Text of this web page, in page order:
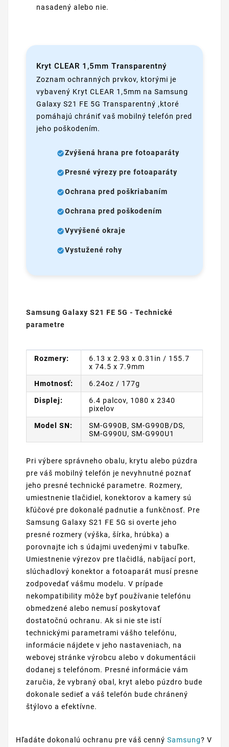
nasadený alebo nie.
Kryt CLEAR 1,5mm Transparentný
Zoznam ochranných prvkov, ktorými je
vybavený Kryt CLEAR 1,5mm na Samsung
Galaxy S21 FE 5G Transparentný ,ktoré
pomáhajú chrániť vaš mobilný telefón pred
jeho poškodením.
Zvýšená hrana pre fotoaparáty
Presné výrezy pre fotoaparáty
Ochrana pred poškriabaním
Ochrana pred poškodením
Vyvýšené okraje
Vystužené rohy
Samsung Galaxy S21 FE 5G - Technické
parametre
Rozmery:
6.13 x 2.93 x 0.31in / 155.7
x 74.5 x 7.9mm
Hmotnosť: 6.24oz / 177g
Displej:
6.4 palcov, 1080 x 2340
pixelov
Model SN:
SM-G990B, SM-G990B/DS,
SM-G990U, SM-G990U1
Pri výbere správneho obalu, krytu alebo púzdra
pre váš mobilný telefón je nevyhnutné poznať
jeho presné technické parametre. Rozmery,
umiestnenie tlačidiel, konektorov a kamery sú
kľúčové pre dokonalé padnutie a funkčnosť. Pre
Samsung Galaxy S21 FE 5G si overte jeho
presné rozmery (výška, šírka, hrúbka) a
porovnajte ich s údajmi uvedenými v tabuľke.
Umiestnenie výrezov pre tlačidlá, nabíjací port,
slúchadlový konektor a fotoaparát musí presne
zodpovedať vášmu modelu. V prípade
nekompatibility môže byť používanie telefónu
obmedzené alebo nemusí poskytovať
dostatočnú ochranu. Ak si nie ste istí
technickými parametrami vášho telefónu,
informácie nájdete v jeho nastaveniach, na
webovej stránke výrobcu alebo v dokumentácii
dodanej s telefónom. Presné informácie vám
zaručia, že vybraný obal, kryt alebo púzdro bude
dokonale sedieť a váš telefón bude chránený
štýlovo a efektívne.
Hľadáte dokonalú ochranu pre váš cenný Samsung? V